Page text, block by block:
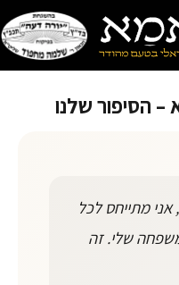
– הסיפור שלנו
אני מתייחס לכל
שלי. זה